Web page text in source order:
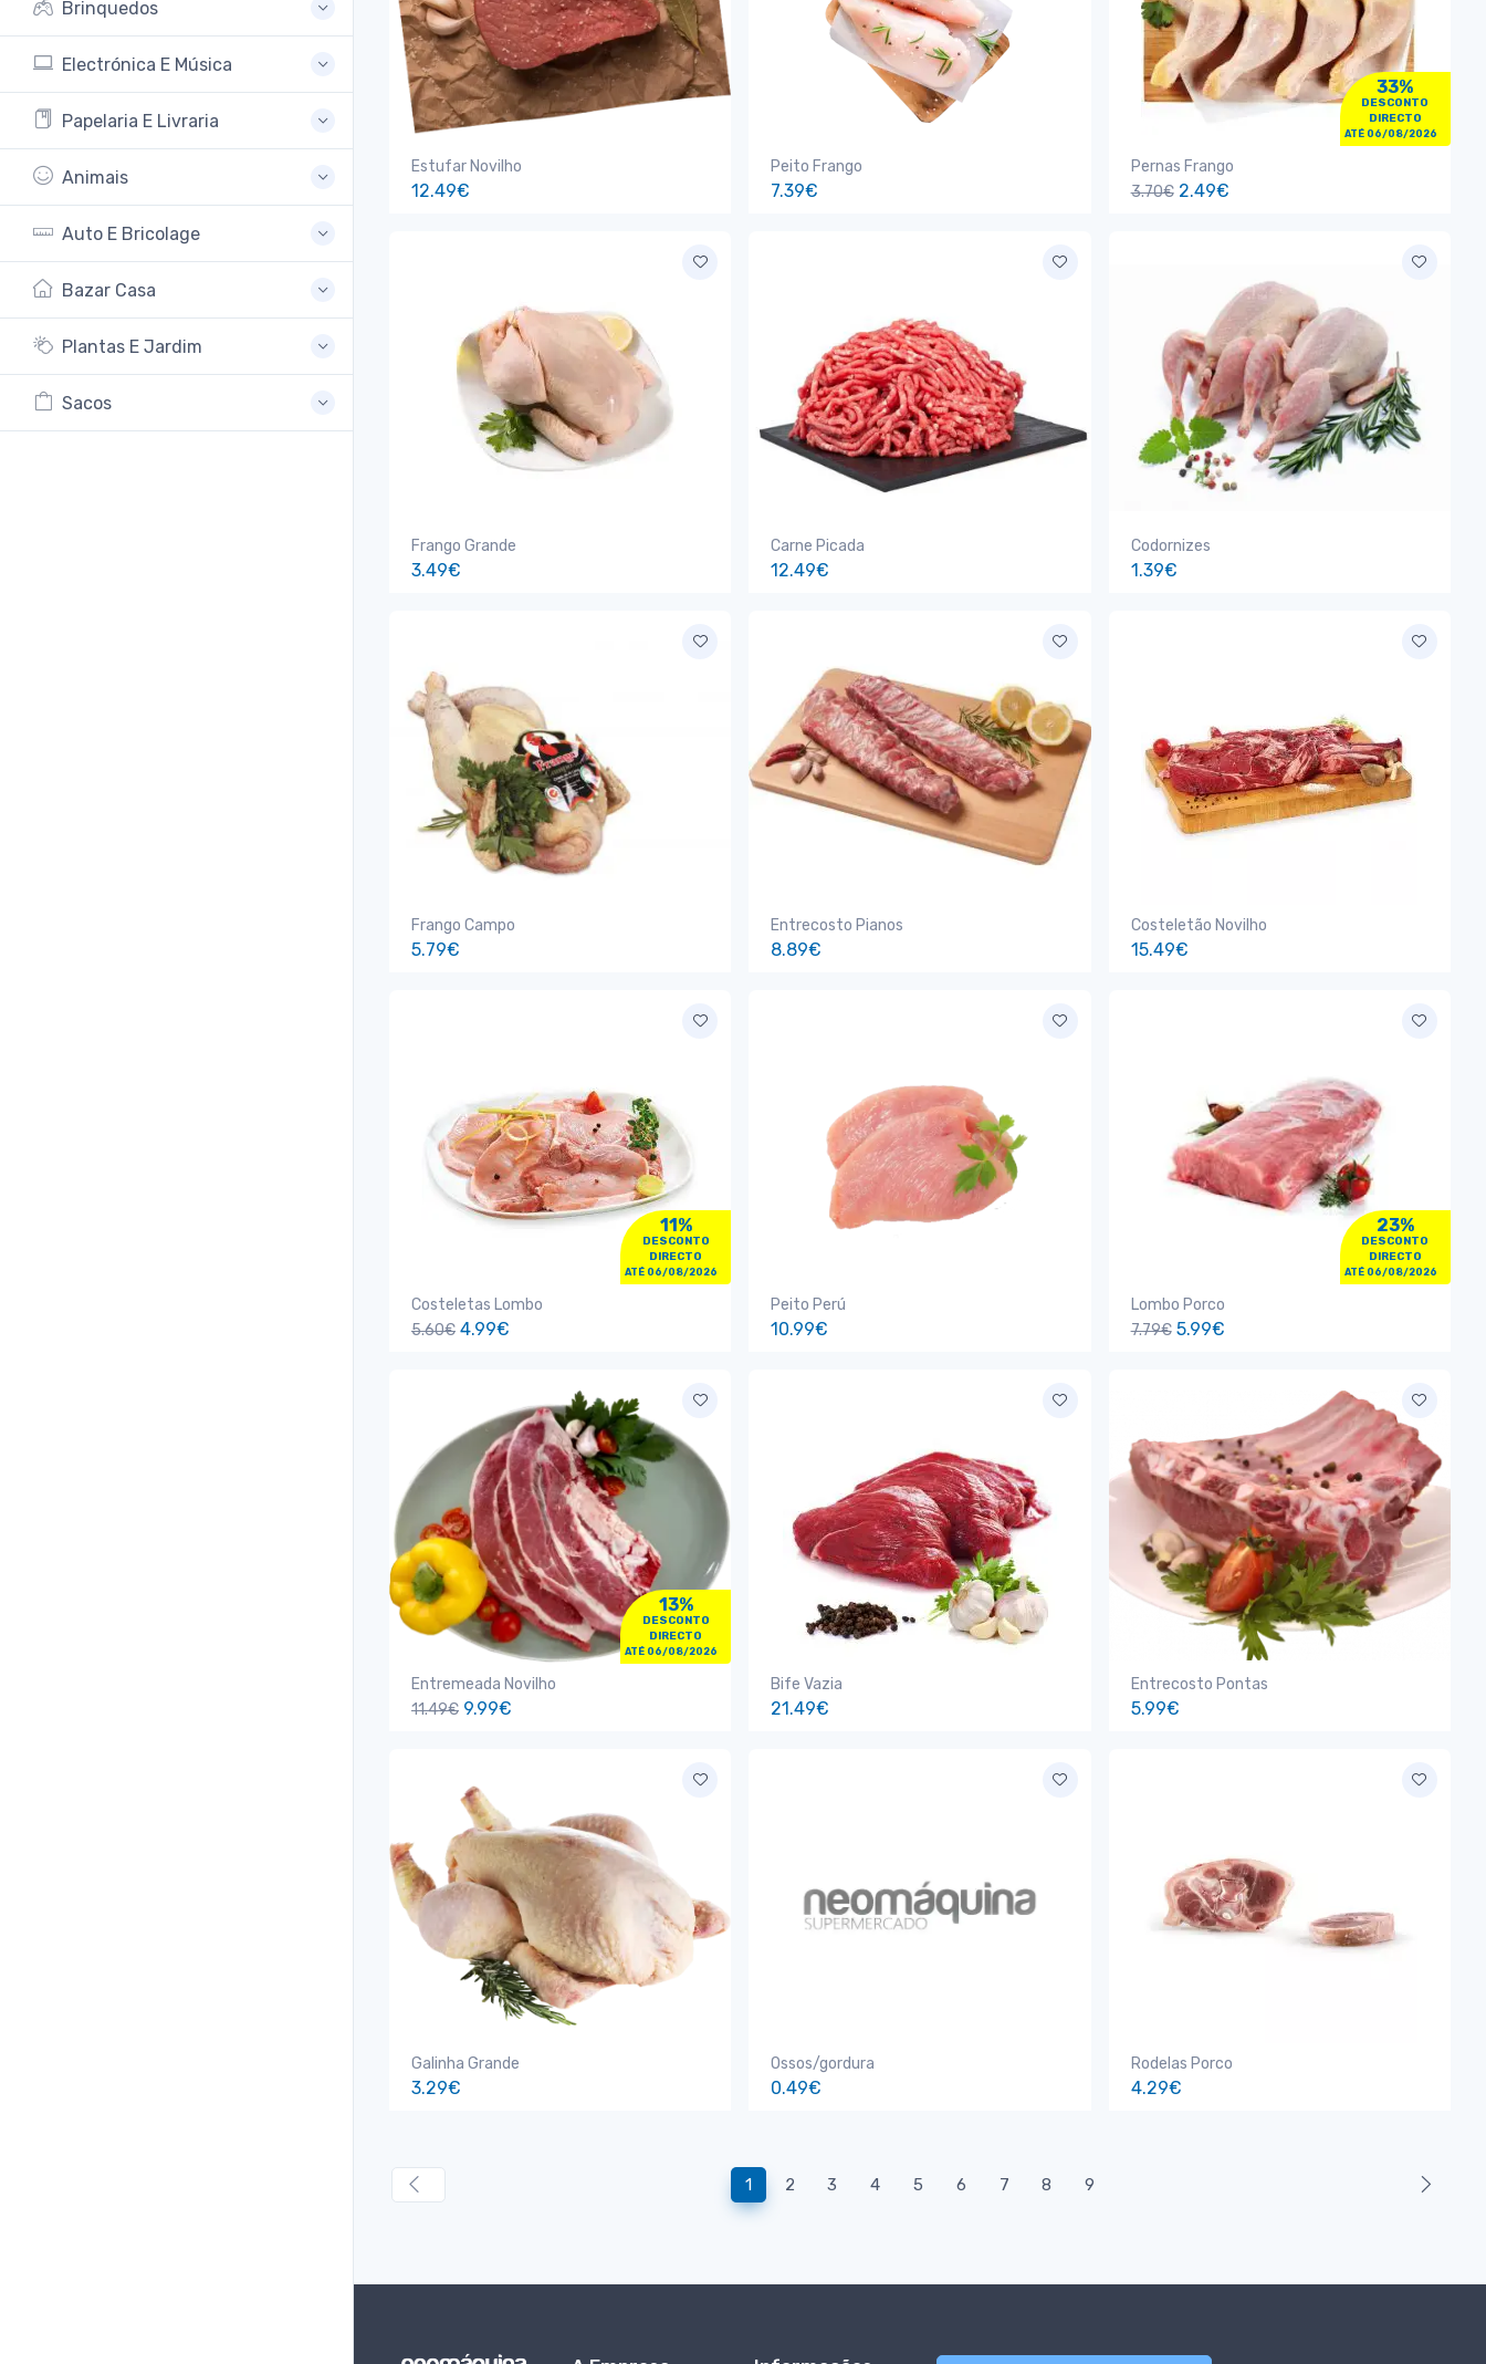
Brinquedos
Electrónica E Música
Papelaria E Livraria
Animais
Auto E Bricolage
Bazar Casa
Plantas E Jardim
Sacos
Estufar Novilho
12.49€
Peito Frango
7.39€
33%
DESCONTO
DIRECTO
ATÉ 06/08/2026
Pernas Frango
3.70€ 2.49€
Frango Grande
3.49€
Carne Picada
12.49€
Codornizes
1.39€
Frango Campo
5.79€
Entrecosto Pianos
8.89€
Costeletão Novilho
15.49€
11%
DESCONTO
DIRECTO
ATÉ 06/08/2026
Costeletas Lombo
5.60€ 4.99€
Peito Perú
10.99€
23%
DESCONTO
DIRECTO
ATÉ 06/08/2026
Lombo Porco
7.79€ 5.99€
13%
DESCONTO
DIRECTO
ATÉ 06/08/2026
Entremeada Novilho
11.49€ 9.99€
Bife Vazia
21.49€
Entrecosto Pontas
5.99€
Galinha Grande
3.29€
Ossos/gordura
0.49€
Rodelas Porco
4.29€
1 2 3 4 5 6 7 8 9